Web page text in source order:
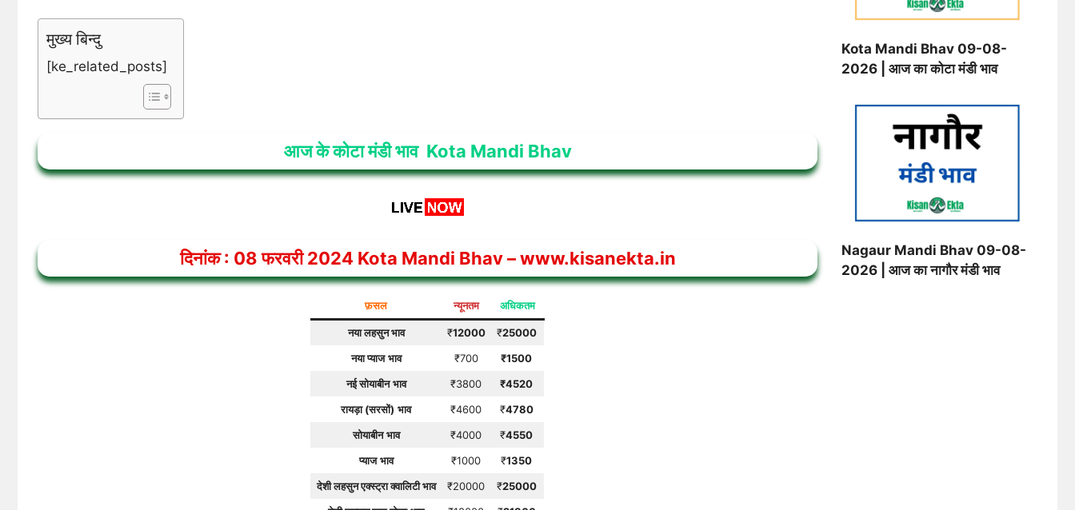
मुख्य बिन्दु
[ke_related_posts]
आज के कोटा मंडी भाव Kota Mandi Bhav
दिनांक : 08 फरवरी2024 Kota Mandi Bhav – www.kisanekta.in
फ़सल न्यूनतम अधिकतम
नया लहसुन भाव ₹12000 ₹25000
नया प्याज भाव ₹700 ₹1500
नई सोयाबीन भाव ₹3800 ₹4520
रायड़ा (सरसों) भाव ₹4600 ₹4780
सोयाबीन भाव ₹4000 ₹4550
प्याज भाव ₹1000 ₹1350
देशी लहसुन एक्स्ट्रा क्वालिटीभाव ₹20000 ₹25000
Kota Mandi Bhav 09-08-
2026 | आज का कोटा मंडी भाव
Nagaur Mandi Bhav 09-08-
2026 | आज का नागौर मंडी भाव